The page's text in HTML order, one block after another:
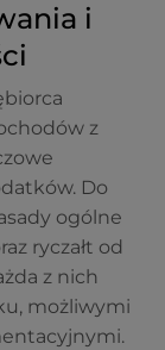
i
z
Do
ogólne
ryczałt od
z nich
możliwymi